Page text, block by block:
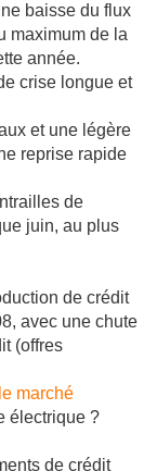
baisse du flux
maximum de la
année.
crise longue et
et une légère
reprise rapide
de
juin, au plus
de crédit
avec une chute
(offres
le marché
électrique ?
de crédit